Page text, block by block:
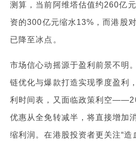
测算，当前阿维塔估值约260亿
资的300亿元缩水13%，而港股
已降至冰点。
市场信心动摇源于盈利前景不明
链优化与爆款打造实现季度盈利
利时间表，又面临政策利空
优惠从全免转减半，将直接增加
缩利润。在港股投资者更关注“造